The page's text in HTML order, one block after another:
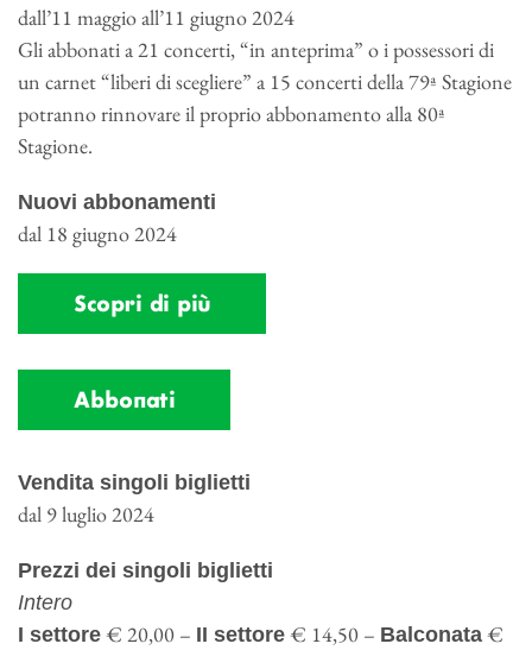
dall’11 maggio all’11 giugno 2024
Gli abbonati a 21 concerti, “in anteprima” o i possessori di
un carnet “liberi di scegliere” a 15 concerti della 79ª Stagione
potranno rinnovare il proprio abbonamento alla 80ª
Stagione.
Nuovi abbonamenti
dal 18 giugno 2024
Scopri di più
Abbonati
Vendita singoli biglietti
dal 9 luglio 2024
Prezzi dei singoli biglietti
Intero
I settore€ 20,00 – II settore€ 14,50 – Balconata€